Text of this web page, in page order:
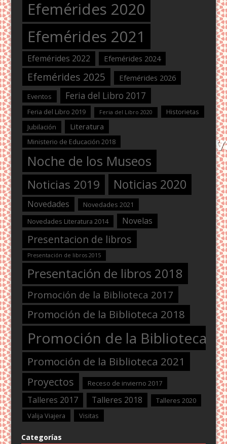
Efemérides 2020
Efemérides 2021
Efemérides 2022 Efemérides 2024
Efemérides 2025 Efemérides 2026
Eventos Feria del Libro 2017
Feria del Libro 2019 Feria del Libro 2020
Historietas
Jubilación
Literatura
Ministerio de Educación 2018
Noche de los Museos
Noticias 2019 Noticias 2020
Novedades
Novedades 2021
Novedades Literatura 2014
Novelas
Presentacion de libros
Presentación de libros 2015
Presentación de libros 2018
Promoción de la Biblioteca 2017
Promoción de la Biblioteca 2018
Promoción de la Biblioteca
Promoción de la Biblioteca 2021
Proyectos Receso de invierno 2017
Talleres 2017 Talleres 2018
Talleres 2020
Valija Viajera
Visitas
Categorías